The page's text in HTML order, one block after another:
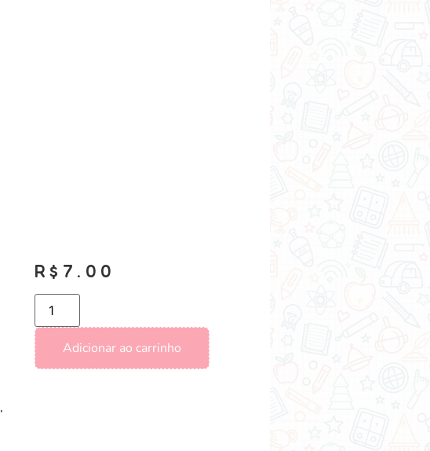
R$ 7.00
Adicionar ao carrinho